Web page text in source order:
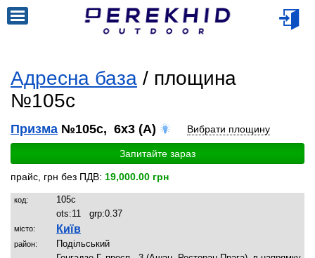
Адресна база / площина
№105c
Призма №105c, 6x3 (A) Вибрати площину
Запитайте зараз
прайс, грн без ПДВ: 19,000.00 грн
код:
105c
ots:11 grp:0.37
місто: Київ
район: Подільський